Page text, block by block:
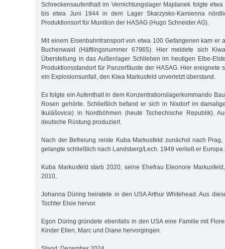
Schreckensaufenthalt im Vernichtungslager Majdanek folgte
bis etwa Juni 1944 in dem Lager Skarzysko-Kamienna
Produktionsort für Munition der HASAG (Hugo Schneider AG).
Mit einem Eisenbahntransport von etwa 100 Gefangenen kam er
Buchenwald (Häftlingsnummer 67965). Hier meldete sich
Überstellung in das Außenlager Schlieben im heutigen Elbe-
Produktionsstandort für Panzerfäuste der HASAG. Hier ereignete
ein Explosionsunfall, den Kiwa Markusfeld unverletzt überstand.
Es folgte ein Aufenthalt in dem Konzentrationslagerkommando
Rosen gehörte. Schließlich befand er sich in Nixdorf im
Ikulášovice) in Nordböhmen (heute Tschechische Republik).
deutsche Rüstung produziert.
Nach der Befreiung reiste Kuba Markusfeld zunächst nach
gelangte schließlich nach Landsberg/Lech. 1949 verließ er Europa
Kuba Markusfeld starb 2020, seine Ehefrau Eleonore
2010,
Johanna Düring heiratete in den USA Arthur Whitehead. Aus
Tochter Elsie hervor.
Egon Düring gründete ebenfalls in den USA eine Familie mit
Kinder Ellen, Marc und Diane hervorgingen.